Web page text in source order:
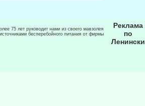
75 лет руководит нами из своего мавзолея
бесперебойного питания от фирмы
Реклама
по
Ленински